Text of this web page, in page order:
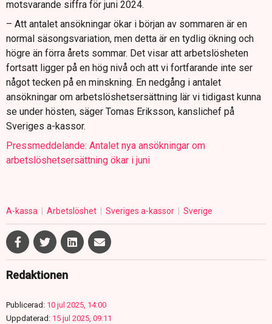
motsvarande siffra för juni 2024.
– Att antalet ansökningar ökar i början av sommaren är en
normal säsongsvariation, men detta är en tydlig ökning och
högre än förra årets sommar. Det visar att arbetslösheten
fortsatt ligger på en hög nivå och att vi fortfarande inte ser
något tecken på en minskning. En nedgång i antalet
ansökningar om arbetslöshetsersättning lär vi tidigast kunna
se under hösten, säger Tomas Eriksson, kanslichef på
Sveriges a-kassor.
Pressmeddelande: Antalet nya ansökningar om
arbetslöshetsersättning ökar i juni
A-kassa Arbetslöshet Sveriges a-kassor Sverige
Redaktionen
Publicerad: 10 jul 2025, 14:00
Uppdaterad: 15 jul 2025, 09:11